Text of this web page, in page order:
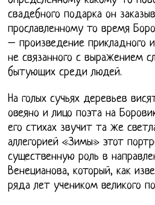
свадебного подарка он
прославленному то время
– произведение прикладного
не связанного с выражением
бытующих среди людей.
На голых сучьях деревьев
овеяно и лицо поэта на
его стихах звучит та же
аллегорией «Зимы» этот
существенную роль в
Венецианова, который, как
ряда лет учеником великого